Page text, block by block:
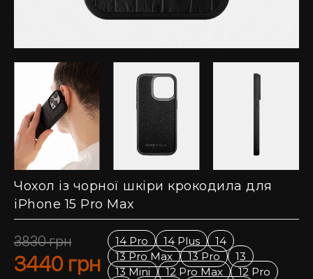
Чохол із чорної шкіри крокодила для
iPhone 15 Pro Max
3830грн
3440 грн
14 Pro 14 Plus
14
13 Pro Max
13 Pro
13
13 Mini
12 Pro Max
12 Pro